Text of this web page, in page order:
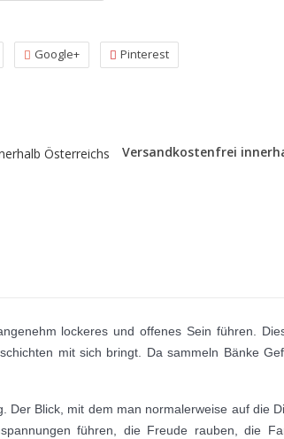
Google+ Pinterest
Versandkostenfrei
lockeres und offenes Sein führen.
mit sich bringt. Da sammeln Bänke
Blick, mit dem man normalerweise auf die
führen, die Freude rauben, die